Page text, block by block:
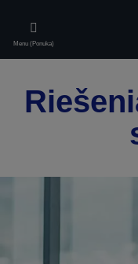
main
content
Menu (Ponuka)